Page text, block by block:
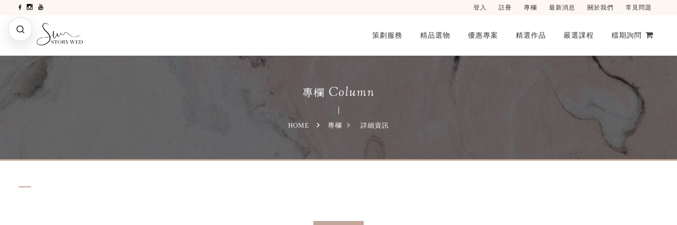
登入 註冊 專欄 最新消息 關於我們 常見問題
策劃服務 精品選物 優惠專案 精選作品 嚴選課程 檔期詢問
專欄 Column
HOME 專欄 詳細資訊